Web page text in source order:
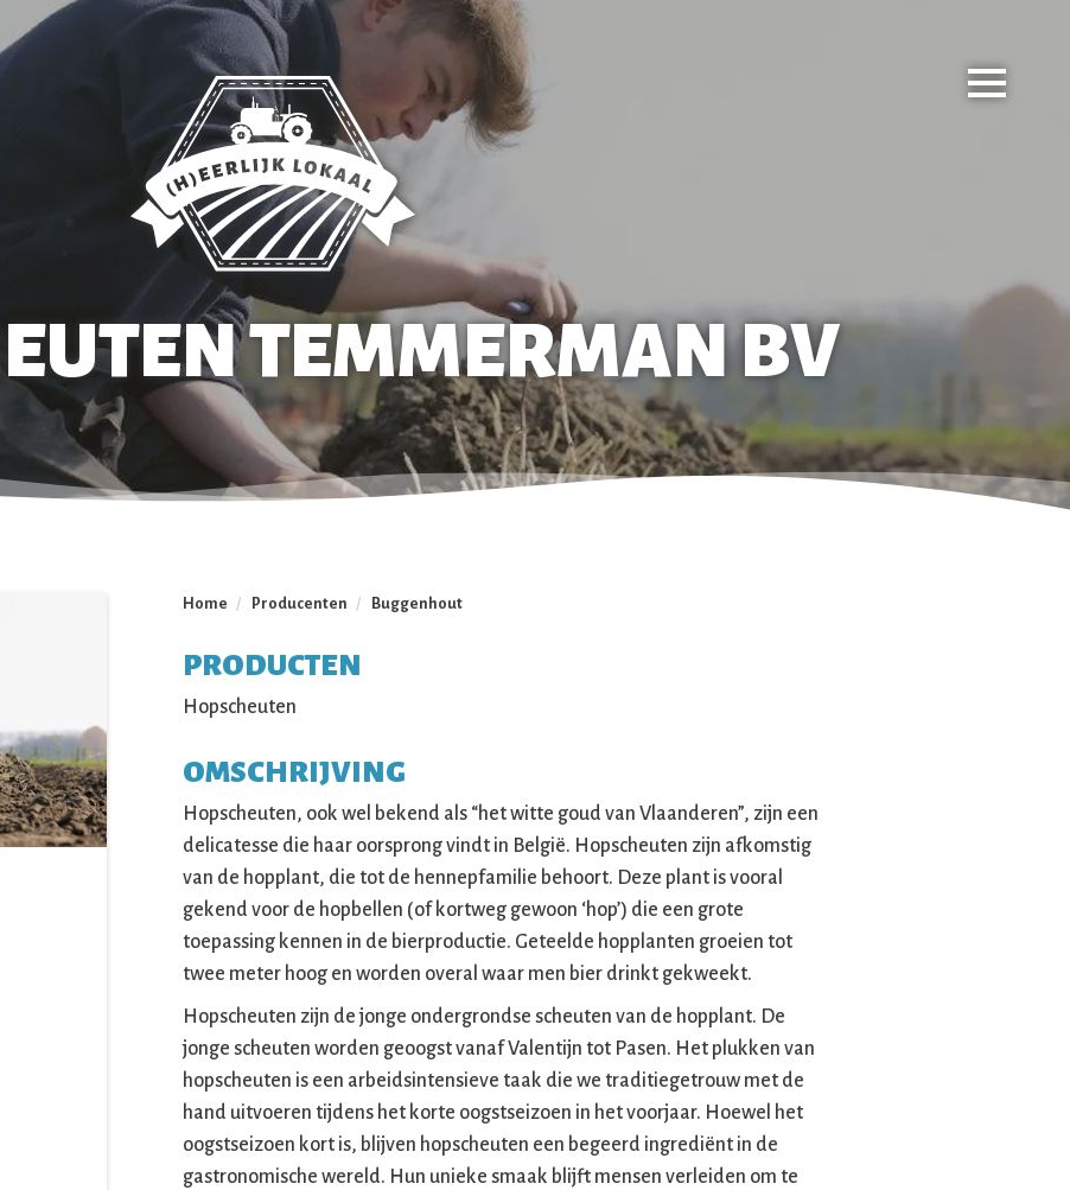
TEMMERMAN BV
Home / Producenten / Buggenhout
PRODUCTEN
Hopscheuten
OMSCHRIJVING
Hopscheuten, ook wel bekend als “het witte goud van Vlaanderen”, zijn een
delicatesse die haar oorsprong vindt in België. Hopscheuten zijn afkomstig
van de hopplant, die tot de hennepfamilie behoort. Deze plant is vooral
gekend voor de hopbellen (of kortweg gewoon ‘hop’) die een grote
toepassing kennen in de bierproductie. Geteelde hopplanten groeien tot
twee meter hoog en worden overal waar men bier drinkt gekweekt.
Hopscheuten zijn de jonge ondergrondse scheuten van de hopplant. De
jonge scheuten worden geoogst vanaf Valentijn tot Pasen. Het plukken van
hopscheuten is een arbeidsintensieve taak die we traditiegetrouw met de
hand uitvoeren tijdens het korte oogstseizoen in het voorjaar. Hoewel het
oogstseizoen kort is, blijven hopscheuten een begeerd ingrediënt in de
gastronomische wereld. Hun unieke smaak blijft mensen verleiden om te